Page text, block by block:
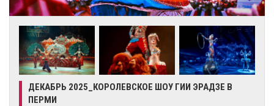
ДЕКАБРЬ 2025_КОРОЛЕВСКОЕ ШОУ ГИИ ЭРАДЗЕ В
ПЕРМИ